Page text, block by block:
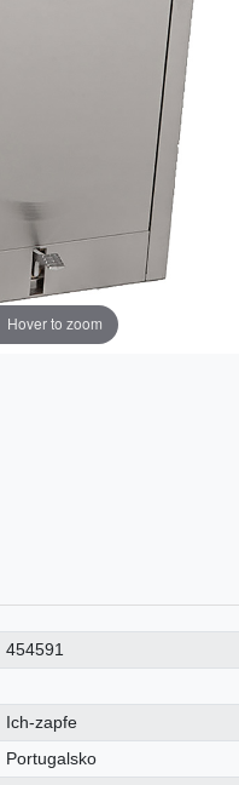
Hover to zoom
454591
Ich-zapfe
Portugalsko